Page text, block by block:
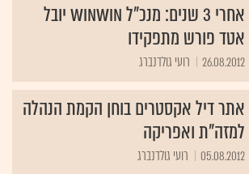
אחרי 3 שנים: מנכ"ל winwin יובל
אטד פורש מתפקידו
26.08.2012 רועי גולדנברג
אתר דיל אקסטרים בוחן הקמת הנהלה
למזה"ת ואפריקה
05.08.2012 רועי גולדנברג